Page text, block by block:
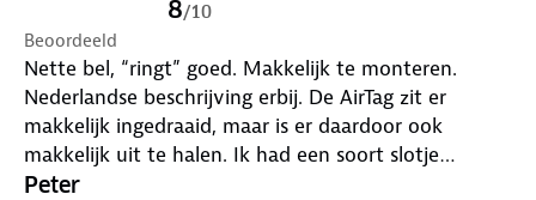
8/10
Beoordeeld
Nette bel, “ringt” goed. Makkelijk te monteren.
Nederlandse beschrijving erbij. De AirTag zit er
makkelijk ingedraaid, maar is er daardoor ook
makkelijk uit te halen. Ik had een soort slotje
verwacht.
Peter